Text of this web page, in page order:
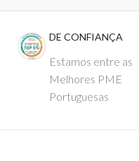
DE CONFIANÇA
Estamos entre as
Melhores PME
Portuguesas